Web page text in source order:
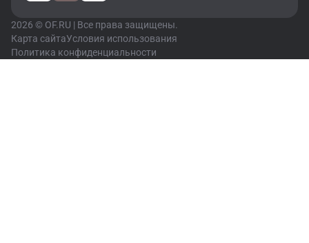
2026 © OF.RU | Все права защищены.
Карта сайтаУсловия использования
Политика конфиденциальности